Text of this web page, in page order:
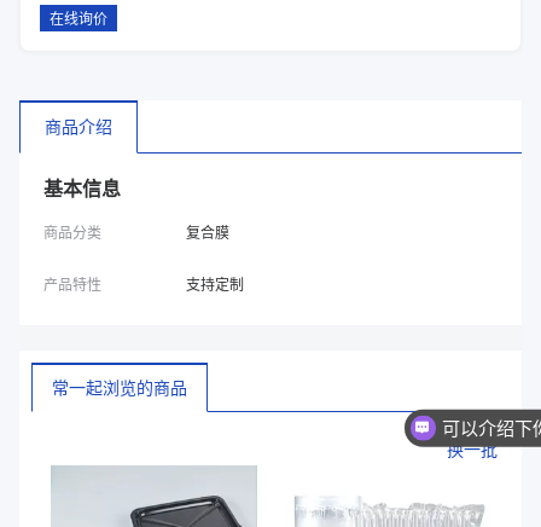
在线询价
商品介绍
基本信息
商品分类 复合膜
产品特性 支持定制
常一起浏览的商品
换一批